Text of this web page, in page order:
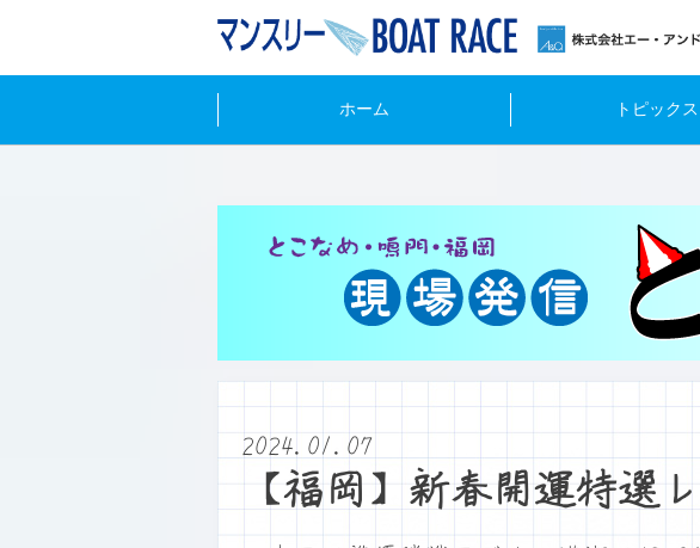
ホーム トピックス
2024.01.07
【福岡】新春開運特選